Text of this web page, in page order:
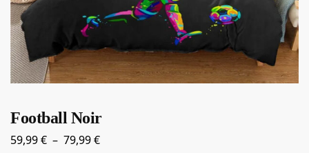
Football Noir
59,99€ – 79,99€